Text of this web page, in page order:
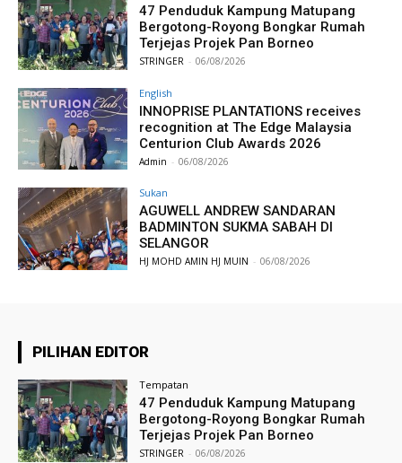
47 Penduduk Kampung Matupang
Bergotong-Royong Bongkar Rumah
Terjejas Projek Pan Borneo
STRINGER - 06/08/2026
English
INNOPRISE PLANTATIONS receives
recognition at The Edge Malaysia
Centurion Club Awards 2026
Admin - 06/08/2026
Sukan
AGUWELL ANDREW SANDARAN
BADMINTON SUKMA SABAH DI
SELANGOR
HJ MOHD AMIN HJ MUIN - 06/08/2026
PILIHAN EDITOR
Tempatan
47 Penduduk Kampung Matupang
Bergotong-Royong Bongkar Rumah
Terjejas Projek Pan Borneo
STRINGER - 06/08/2026